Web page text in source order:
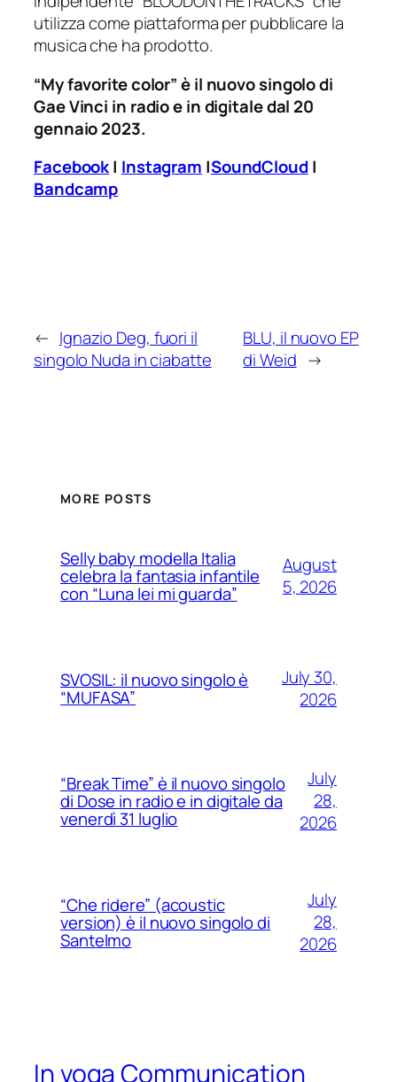
utilizza come piattaforma per pubblicare la
musica che ha prodotto.
“My favorite color”è il nuovo singolo di
Gae Vinci in radio e in digitale dal 20
gennaio 2023.
Facebook| Instagram |SoundCloud|
Bandcamp
← Ignazio Deg, fuori il
singolo Nuda in ciabatte
BLU, il nuovo EP
di Weid →
MORE POSTS
Selly baby modella Italia
celebra la fantasia infantile
con “Luna lei mi guarda”
August
5, 2026
SVOSIL: il nuovo singolo è
“MUFASA”
July 30,
2026
“Break Time” è il nuovo singolo
di Dose in radio e in digitale da
venerdì 31 luglio
July
28,
2026
“Che ridere” (acoustic
version) è il nuovo singolo di
Santelmo
July
28,
2026
In voga Communication